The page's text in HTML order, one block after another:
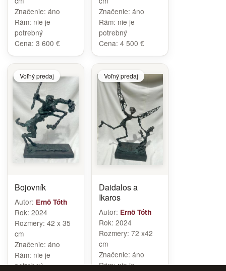
Značenie: áno
Rám: nie je
potrebný
Cena: 3 600 €
Značenie: áno
Rám: nie je
potrebný
Cena: 4 500 €
Voľný predaj
Bojovník
Autor: Ernö Tóth
Rok: 2024
Rozmery: 42 x 35
cm
Značenie: áno
Rám: nie je
potrebný
Voľný predaj
Daidalos a
Ikaros
Autor: Ernö Tóth
Rok: 2024
Rozmery: 72 x42
cm
Značenie: áno
Rám:nie je